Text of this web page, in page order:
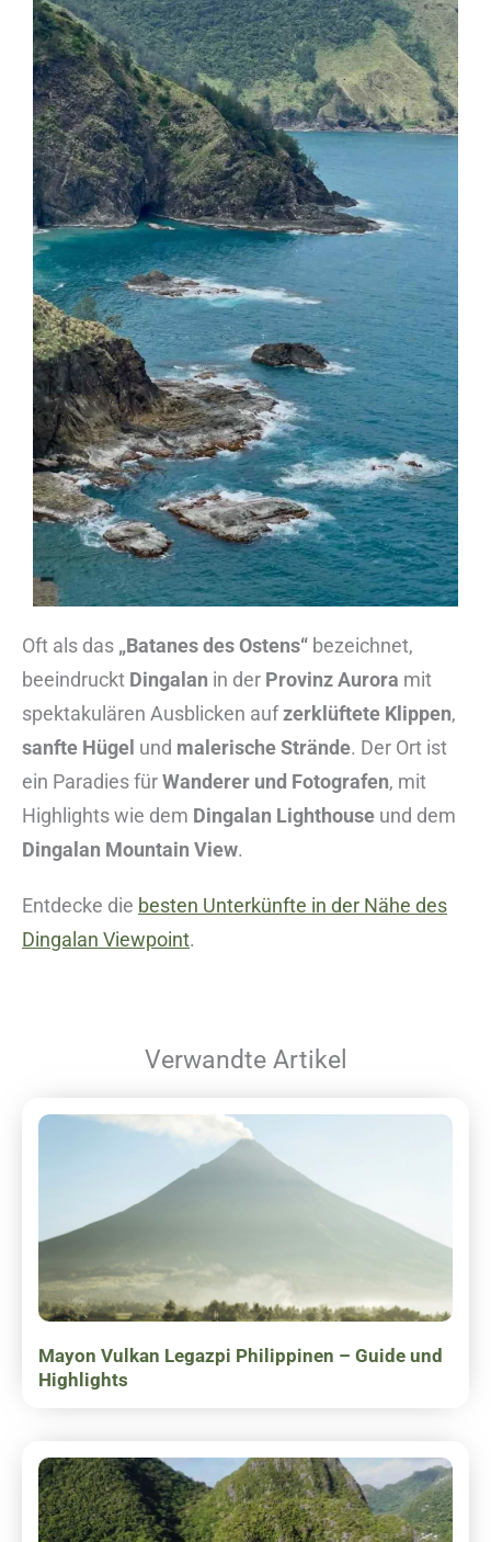
Oft als das „Batanes des Ostens“ bezeichnet,
beeindruckt Dingalan in der Provinz Aurora mit
spektakulären Ausblicken aufzerklüftete Klippen,
sanfte Hügel und malerische Strände. Der Ort ist
ein Paradies fürWanderer und Fotografen, mit
Highlights wie dem Dingalan Lighthouse und dem
Dingalan Mountain View.
Entdecke die besten Unterkünfte in der Nähe des
Dingalan Viewpoint.
Verwandte Artikel
Mayon Vulkan Legazpi Philippinen – Guide und
Highlights